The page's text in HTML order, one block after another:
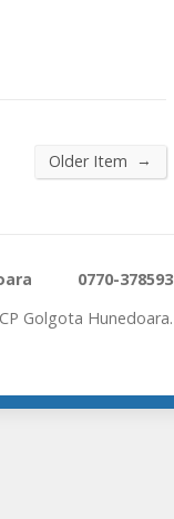
Older Item →
0770-378593
Golgota Hunedoara.